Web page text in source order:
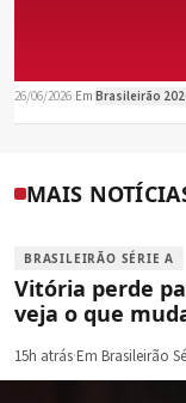
26/06/2026 Em Brasileirão
MAIS
BRASILEIRÃO SÉRIE A
Vitória perde
veja o que
15h atrás·Em Brasileirão